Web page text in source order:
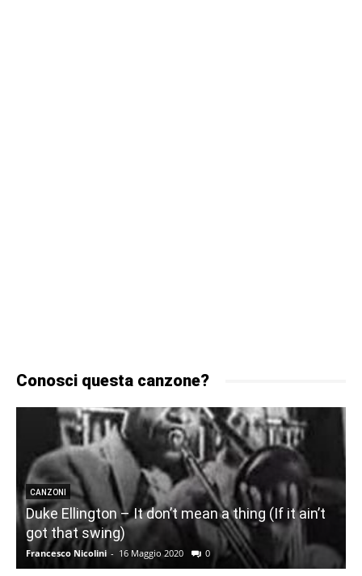
Conosci questa canzone?
CANZONI
Duke Ellington – It don’t mean a thing (If it ain’t
got that swing)
Francesco Nicolini - 16 Maggio 2020 0